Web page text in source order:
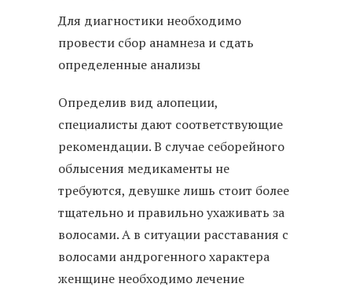
Для диагностики необходимо
провести сбор анамнеза и сдать
определенные анализы
Определив вид алопеции,
специалисты дают соответствующие
рекомендации. В случае себорейного
облысения медикаменты не
требуются, девушке лишь стоит более
тщательно и правильно ухаживать за
волосами. А в ситуации расставания с
волосами андрогенного характера
женщине необходимо лечение